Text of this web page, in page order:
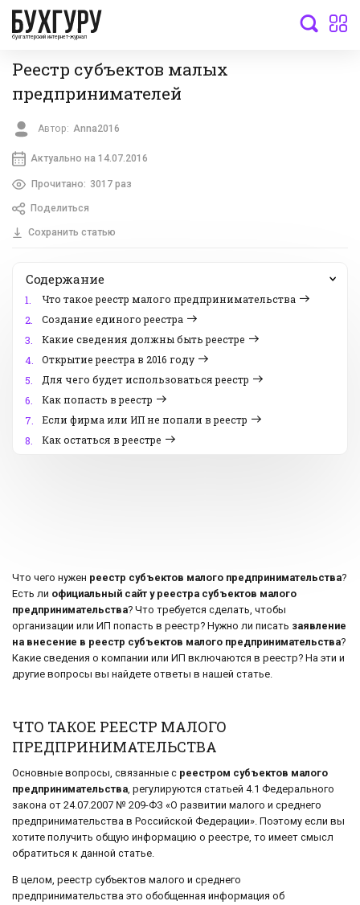
бухгалтерский интернет-журнал
Реестр субъектов малых
предпринимателей
Автор: Anna2016
Актуально на 14.07.2016
Прочитано: 3017 раз
Поделиться
Сохранить статью
Содержание
1.
Что такое реестр малого предпринимательства
2.
Создание единого реестра
3.
Какие сведения должны быть реестре
4.
Открытие реестра в 2016 году
5.
Для чего будет использоваться реестр
6.
Как попасть в реестр
7.
Если фирма или ИП не попали в реестр
8.
Как остаться в реестре
Что чего нужен реестр субъектов малого предпринимательства?
Есть ли официальный сайт у реестра субъектов малого
предпринимательства? Что требуется сделать, чтобы
организации или ИП попасть в реестр? Нужно ли писать заявление
на внесение в реестр субъектов малого предпринимательства?
Какие сведения о компании или ИП включаются в реестр? На эти и
другие вопросы вы найдете ответы в нашей статье.
ЧТО ТАКОЕ РЕЕСТР МАЛОГО
ПРЕДПРИНИМАТЕЛЬСТВА
Основные вопросы, связанные с реестром субъектов малого
предпринимательства, регулируются статьей 4.1 Федерального
закона от 24.07.2007 № 209-ФЗ «О развитии малого и среднего
предпринимательства в Российской Федерации». Поэтому если вы
хотите получить общую информацию о реестре, то имеет смысл
обратиться к данной статье.
В целом, реестр субъектов малого и среднего
предпринимательства это обобщенная информация об